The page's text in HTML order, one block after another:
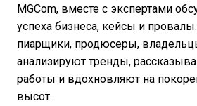
MGCom, вместе с экспертами
успеха бизнеса, кейсы и
пиарщики, продюсеры,
анализируют тренды,
работы и вдохновляют на
высот.